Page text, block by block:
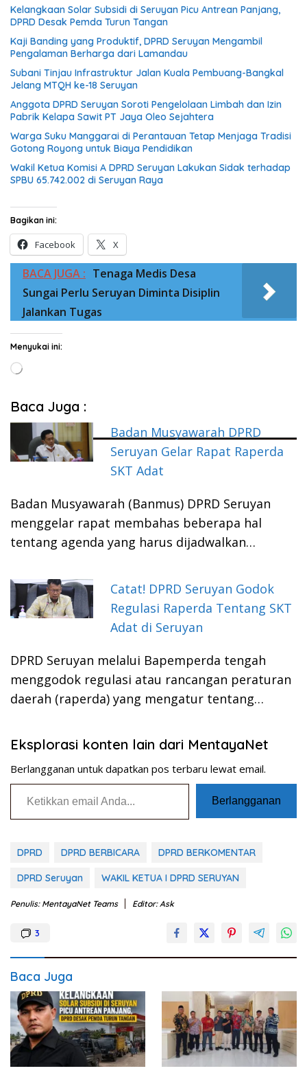
Kelangkaan Solar Subsidi di Seruyan Picu Antrean Panjang,
DPRD Desak Pemda Turun Tangan
Kaji Banding yang Produktif, DPRD Seruyan Mengambil
Pengalaman Berharga dari Lamandau
Subani Tinjau Infrastruktur Jalan Kuala Pembuang-Bangkal
Jelang MTQH ke-18 Seruyan
Anggota DPRD Seruyan Soroti Pengelolaan Limbah dan Izin
Pabrik Kelapa Sawit PT Jaya Oleo Sejahtera
Warga Suku Manggarai di Perantauan Tetap Menjaga Tradisi
Gotong Royong untuk Biaya Pendidikan
Wakil Ketua Komisi A DPRD Seruyan Lakukan Sidak terhadap
SPBU 65.742.002 di Seruyan Raya
Bagikan ini:
Facebook X
BACA JUGA : Tenaga Medis Desa
Sungai Perlu Seruyan Diminta Disiplin
Jalankan Tugas
Menyukai ini:
Memuat...
Baca Juga :
Badan Musyawarah DPRD
Seruyan Gelar Rapat Raperda
SKT Adat
Badan Musyawarah (Banmus) DPRD Seruyan
menggelar rapat membahas beberapa hal
tentang agenda yang harus dijadwalkan…
Catat! DPRD Seruyan Godok
Regulasi Raperda Tentang SKT
Adat di Seruyan
DPRD Seruyan melalui Bapemperda tengah
menggodok regulasi atau rancangan peraturan
daerah (raperda) yang mengatur tentang…
Eksplorasi konten lain dari MentayaNet
Berlangganan untuk dapatkan pos terbaru lewat email.
Ketikkan email Anda...
Berlangganan
DPRD DPRD BERBICARA DPRD BERKOMENTAR
DPRD Seruyan WAKIL KETUA I DPRD SERUYAN
Penulis: MentayaNet Teams Editor: Ask
3
Baca Juga